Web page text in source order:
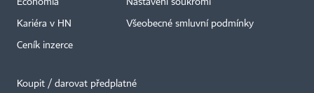
Economia
Kariéra v HN
Ceník inzerce
Nastavení soukromí
Všeobecné smluvní podmínky
Koupit / darovat předplatné